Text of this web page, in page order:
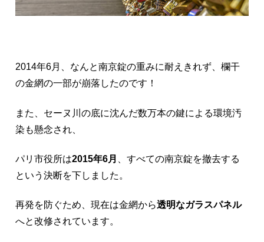
2014年6月、なんと南京錠の重みに耐えきれず、欄干
の金網の一部が崩落したのです！
また、セーヌ川の底に沈んだ数万本の鍵による環境汚
染も懸念され、
パリ市役所は2015年6月
、すべての南京錠を撤去する
という決断を下しました。
再発を防ぐため、現在は金網から透明なガラスパネル
へと改修されています。